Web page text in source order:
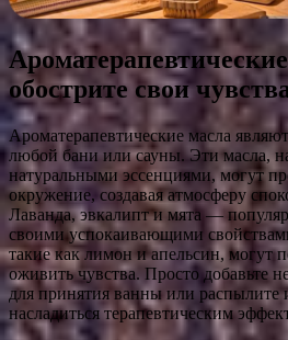
обострите свои
Ароматерапевтические масла
любой бани или сауны. Эти масла,
натуральными эссенциями, могут
окружение, создавая атмосферу
Лаванда, эвкалипт и мята —
своими успокаивающими
такие как лимон и апельсин, могут
оживить чувства. Просто добавьте
для принятия ванны или распылите
насладиться терапевтическим